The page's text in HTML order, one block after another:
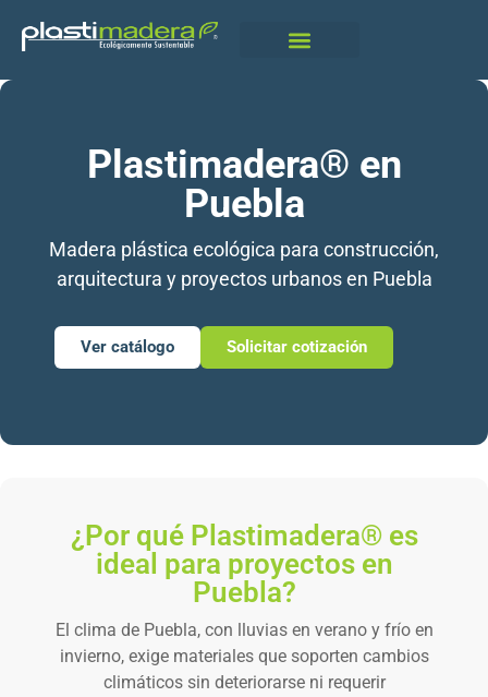
Plastimadera® en
Puebla
Madera plástica ecológica para construcción,
arquitectura y proyectos urbanos en Puebla
Ver catálogo Solicitar cotización
¿Por qué Plastimadera® es
ideal para proyectos en
Puebla?
El clima de Puebla, con lluvias en verano y frío en
invierno, exige materiales que soporten cambios
climáticos sin deteriorarse ni requerir